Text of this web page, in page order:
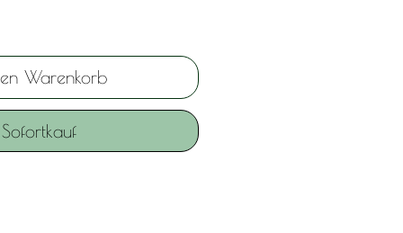
Warenkorb
Sofortkauf